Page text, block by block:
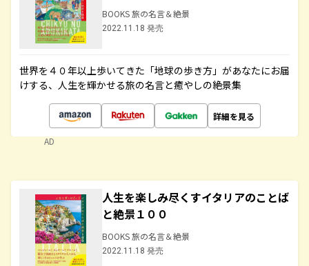
BOOKS 旅の名言＆絶景
2022.11.18 発売
世界を４０年以上歩いてきた「地球の歩き方」があなたにお届
けする、人生を輝かせる旅の名言と癒やしの絶景集
詳細を見る
AD
人生を楽しみ尽くすイタリアのことば
と絶景１００
BOOKS 旅の名言＆絶景
2022.11.18 発売